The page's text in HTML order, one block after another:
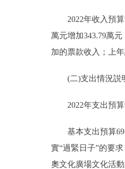
2022年收入預算
萬元增加343.79萬
加的票款收入；上
(二)支出情況説
2022年支出預算
基本支出預算
實“過緊日子”的要
奧文化廣場文化活